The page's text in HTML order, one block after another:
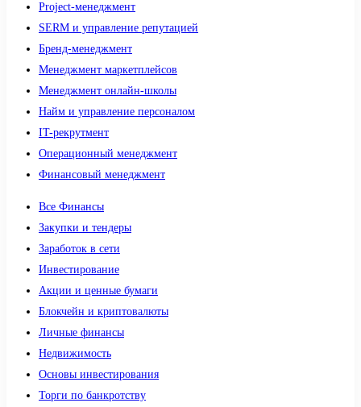
Project-менеджмент
SERM и управление репутацией
Бренд-менеджмент
Менеджмент маркетплейсов
Менеджмент онлайн-школы
Найм и управление персоналом
IT-рекрутмент
Операционный менеджмент
Финансовый менеджмент
Все Финансы
Закупки и тендеры
Заработок в сети
Инвестирование
Акции и ценные бумаги
Блокчейн и криптовалюты
Личные финансы
Недвижимость
Основы инвестирования
Торги по банкротству